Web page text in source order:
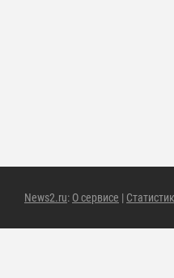
News2.ru: О сервисе |